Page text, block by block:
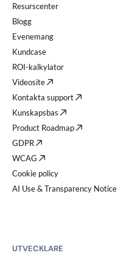
Resurscenter
Blogg
Evenemang
Kundcase
ROI-kalkylator
Videosite
Kontakta support
Kunskapsbas
Product Roadmap
GDPR
WCAG
Cookie policy
AI Use & Transparency Notice
UTVECKLARE